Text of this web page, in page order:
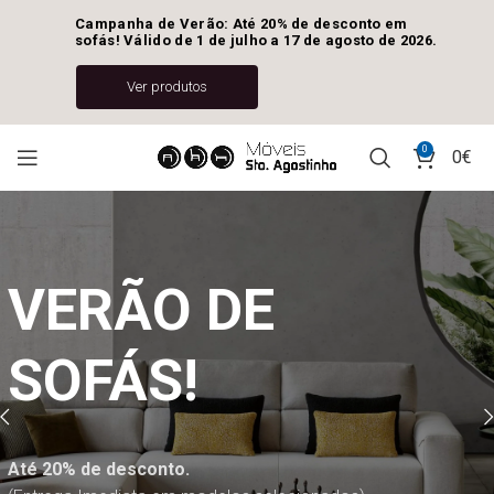
0 0€
VERÃO DE
SOFÁS!
Até 20% de desconto.
Qualidade e
design,
unidos
Encontre o
móvel ideal
para si
Acabado de Chegar
Campanha de Verão: Até 20% de desconto em
sofás! Válido de 1 de julho a 17 de agosto de 2026.
Ver produtos